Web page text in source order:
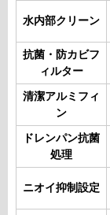
水内部クリーン
抗菌・防カビフ
ィルター
清潔アルミフィ
ン
ドレンパン抗菌
処理
ニオイ抑制設定